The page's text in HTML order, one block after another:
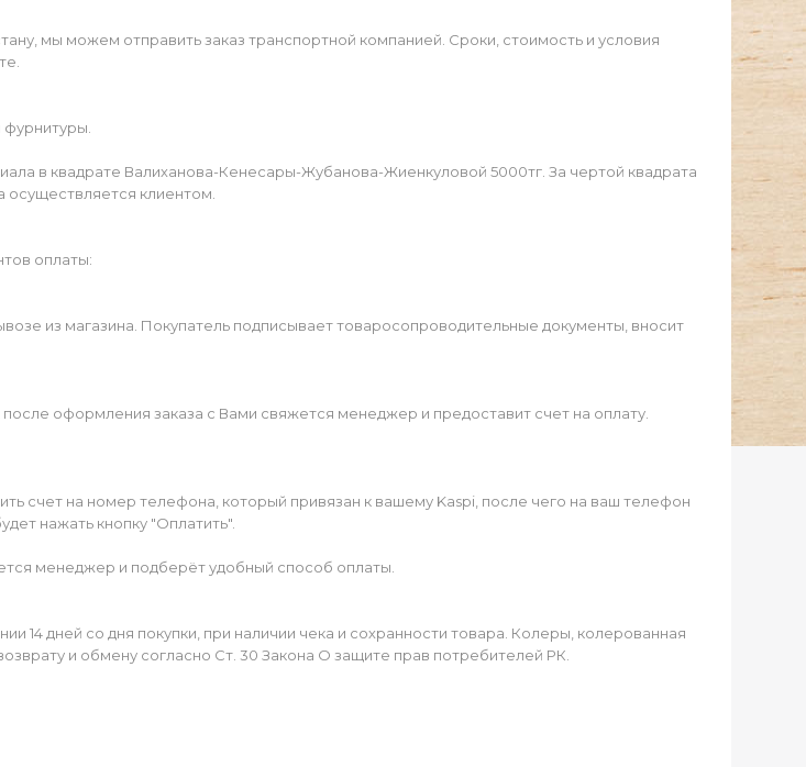
мы можем отправить заказ транспортной компанией. Сроки, стоимость и условия
фурнитуры.
в квадрате Валиханова-Кенесары-Жубанова-Жиенкуловой 5000тг. За чертой квадрата
осуществляется клиентом.
оплаты:
из магазина. Покупатель подписывает товаросопроводительные документы, вносит
оформления заказа с Вами свяжется менеджер и предоставит счет на оплату.
счет на номер телефона, который привязан к вашему Kaspi, после чего на ваш телефон
нажать кнопку "Оплатить".
менеджер и подберёт удобный способ оплаты.
14 дней со дня покупки, при наличии чека и сохранности товара. Колеры, колерованная
и обмену согласно Ст. 30 Закона О защите прав потребителей РК.